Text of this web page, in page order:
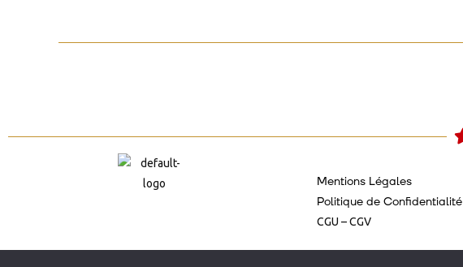
Mentions Légales
Politique de Confidentialité
CGU – CGV